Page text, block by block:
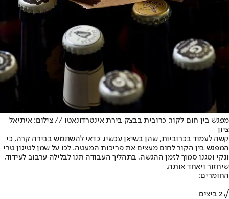
מפגש בין חום לקור. כרובית בבצק בירת אינטרדונאטו // צילום: איתיאל
ציון
קשה לעמוד בכרוביות, שהן בשיאן עכשיו. כדאי להשתמש בבירה קרה, כי
המפגש בין הקור לחום מעצים את פריכות המעטה. לכו על שמן לטיגון טרי
ונקי וטגנו סמוך לזמן ההגשה. בתהליך העבודה תנו לבלילה ערבוב לעידוד,
שיחזור ויאחד אותה.
החומרים:
√ 2 ביצים